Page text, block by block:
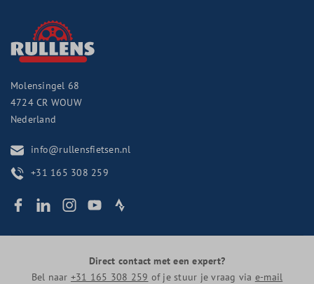
Molensingel 68
4724 CR WOUW
Nederland
info@rullensfietsen.nl
+31 165 308 259
Direct contact met een expert?
Bel naar +31 165 308 259 of je stuur je vraag via e-mail